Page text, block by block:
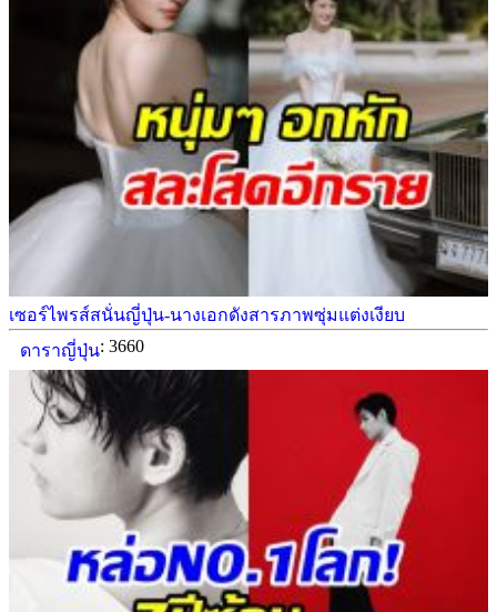
เซอร์ไพรส์สนั่นญี่ปุ่น-นางเอกดังสารภาพซุ่มแต่งเงียบ
ดาราญี่ปุ่น: 3660